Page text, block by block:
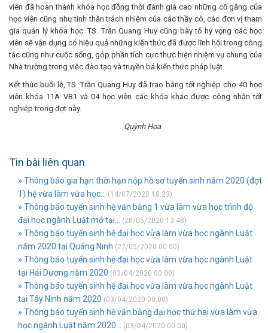
viên đã hoàn thành khóa học đồng thời đánh giá cao những cố gắng của
học viên cũng như tinh thần trách nhiệm của các thầy cô, các đơn vị tham
gia quản lý khóa học. TS. Trần Quang Huy cũng bày tỏ hy vọng các học
viên sẽ vận dụng có hiệu quả những kiến thức đã được lĩnh hội trong công
tác cũng như cuộc sống, góp phần tích cực thực hiện nhiệm vụ chung của
Nhà trường trong việc đào tạo và truyền bá kiến thức pháp luật.
Kết thúc buổi lễ, TS. Trần Quang Huy đã trao bằng tốt nghiệp cho 40 học
viên khóa 11A VB1 và 04 học viên các khóa khác được công nhận tốt
nghiệp trong đợt này.
Quỳnh Hoa
Tin bài liên quan
» Thông báo gia hạn thời hạn nộp hồ sơ tuyển sinh năm 2020 (đợt
1) hệ vừa làm vừa học...
(14/07/2020 18:23)
» Thông báo tuyển sinh hệ văn bằng 1 vừa làm vừa học trình độ
đại học ngành Luật mở tại...
(28/05/2020 13:48)
» Thông báo tuyển sinh hệ đại học vừa làm vừa học ngành Luật
năm 2020 tại Quảng Ninh (22/05/2020 00:00)
» Thông báo tuyển sinh hệ đại học vừa làm vừa học ngành Luật
tại Hải Dương năm 2020 (03/04/2020 00:00)
» Thông báo tuyển sinh hệ đại học vừa làm vừa học ngành Luật
tại Tây Ninh năm 2020 (03/04/2020 00:00)
» Thông báo tuyển sinh hệ văn bằng đại học thứ hai vừa làm vừa
học ngành Luật năm 2020...
(03/04/2020 00:00)